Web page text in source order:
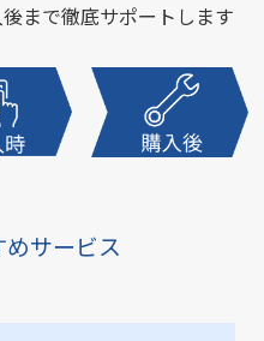
まで徹底サポートします
サービス